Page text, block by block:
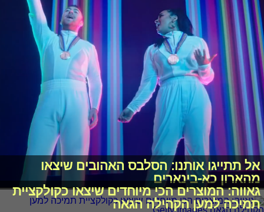
אל תתייגו אותנו: הסלבס האהובים שיצאו
מהארון כא-בינארים
גאווה: המוצרים הכי מיוחדים שיצאו כקולקציית
תמיכה למען הקהילה הגאה